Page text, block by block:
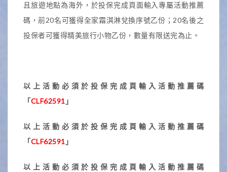
且旅遊地點為海外，於投保完成頁面輸入專屬活動推薦
碼，前20名可獲得全家霜淇淋兌換序號乙份；20名後之
投保者可獲得精美旅行小物乙份，數量有限送完為止。
以上活動必須於投保完成頁輸入活動推薦碼
「CLF62591 」
以上活動必須於投保完成頁輸入活動推薦碼
「CLF62591 」
以上活動必須於投保完成頁輸入活動推薦碼